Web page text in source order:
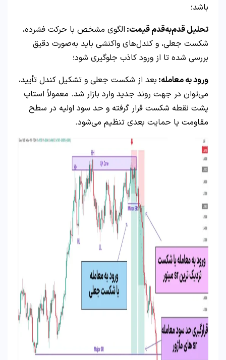
باشد؛
تحلیل قدم‌به‌قدم قیمت: الگوی مشخص با حرکت فشرده،
شکست جعلی، و کندل‌های واکنشی باید به‌صورت دقیق
بررسی شده تا از ورود کاذب جلوگیری شود؛
ورود به معامله: بعد از شکست جعلی و تشکیل کندل تأیید،
می‌توان در جهت روند جدید وارد بازار شد. معمولاً استاپ
پشت نقطه شکست قرار گرفته و حد سود اولیه در سطح
مقاومت یا حمایت بعدی تنظیم می‌شود.